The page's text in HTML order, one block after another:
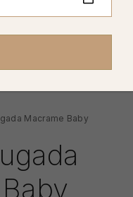
Macrame Baby